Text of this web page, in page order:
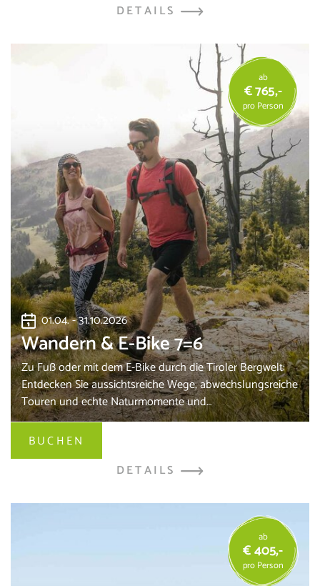
DETAILS
01.04. - 31.10.2026
Wandern & E-Bike 7=6
Zu Fuß oder mit dem E-Bike durch die Tiroler Bergwelt:
Entdecken Sie aussichtsreiche Wege, abwechslungsreiche
Touren und echte Naturmomente und…
ab
€ 765,-
pro Person
BUCHEN
DETAILS
ab
€ 405,-
pro Person